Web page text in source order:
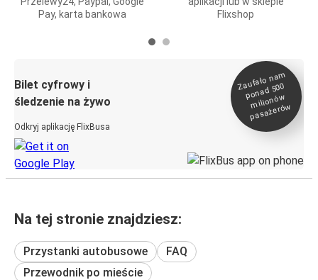
Pay, karta bankowa
Flixshop
Bilet cyfrowy i
śledzenie na żywo
Odkryj aplikację FlixBusa
Zaufało na
m
ponad 500
milionó
w
pasażeró
w
Na tej stronie znajdziesz:
Przystanki autobusowe
FAQ
Przewodnik po mieście